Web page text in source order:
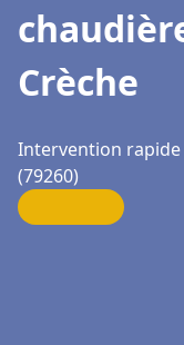
Crèche
Intervention rapide
(79260)